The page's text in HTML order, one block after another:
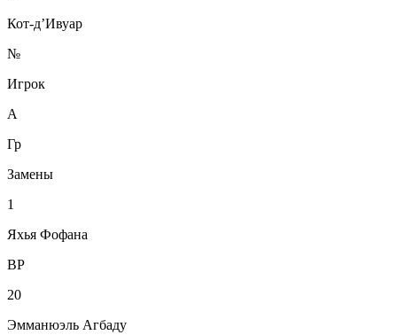
Кот-д’Ивуар
№
Игрок
А
Гр
Замены
1
Яхья Фофана
ВР
20
Эмманюэль Агбаду